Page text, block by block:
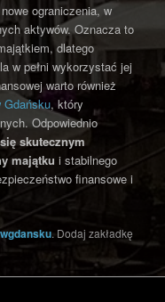
ograniczenia, w
aktywów. Oznacza to
dlatego
w pełni wykorzystać jej
warto również
Gdańsku, który
Odpowiednio
skutecznym
majątku i stabilnego
finansowe i
. Dodaj zakładkę